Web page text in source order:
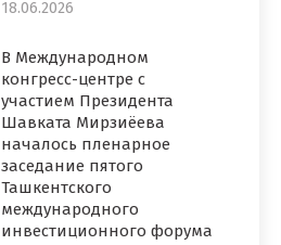
18.06.2026
В Международном
конгресс-центре с
участием Президента
Шавката Мирзиёева
началось пленарное
заседание пятого
Ташкентского
международного
инвестиционного форума